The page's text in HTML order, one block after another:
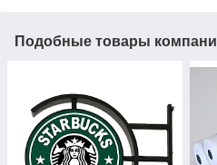
Подобные товары